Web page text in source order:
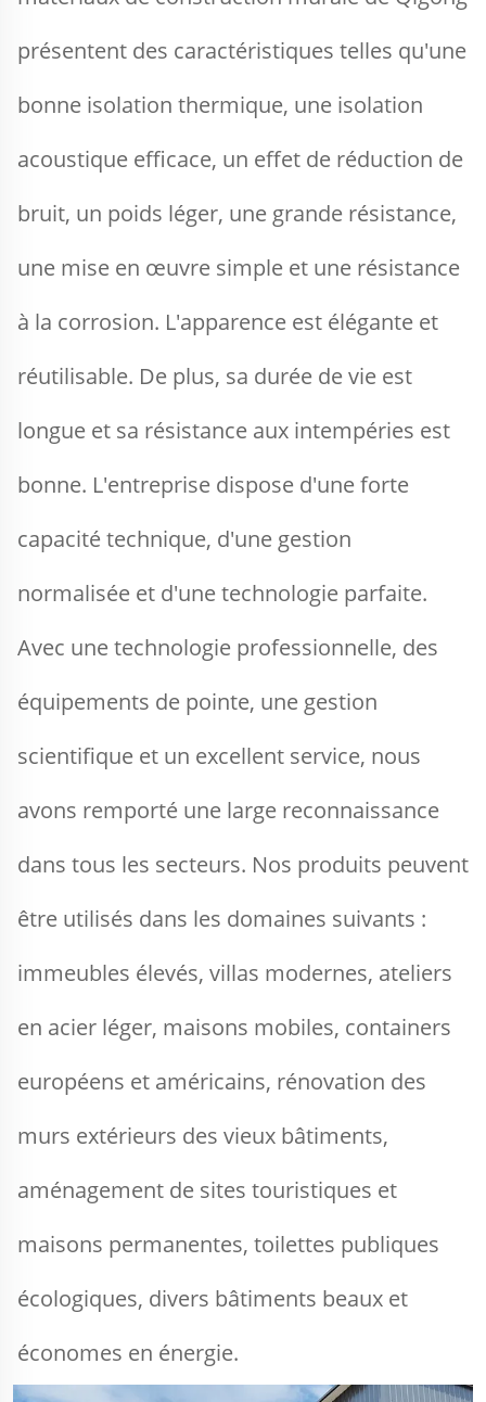
présentent des caractéristiques telles qu'une
bonne isolation thermique, une isolation
acoustique efficace, un effet de réduction de
bruit, un poids léger, une grande résistance,
une mise en œuvre simple et une résistance
à la corrosion. L'apparence est élégante et
réutilisable. De plus, sa durée de vie est
longue et sa résistance aux intempéries est
bonne. L'entreprise dispose d'une forte
capacité technique, d'une gestion
normalisée et d'une technologie parfaite.
Avec une technologie professionnelle, des
équipements de pointe, une gestion
scientifique et un excellent service, nous
avons remporté une large reconnaissance
dans tous les secteurs. Nos produits peuvent
être utilisés dans les domaines suivants :
immeubles élevés, villas modernes, ateliers
en acier léger, maisons mobiles, containers
européens et américains, rénovation des
murs extérieurs des vieux bâtiments,
aménagement de sites touristiques et
maisons permanentes, toilettes publiques
écologiques, divers bâtiments beaux et
économes en énergie.